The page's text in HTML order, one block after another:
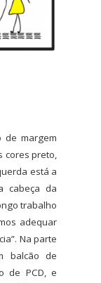
de margem
cores preto,
está a
cabeça da
trabalho
adequar
Na parte
balcão de
de PCD, e